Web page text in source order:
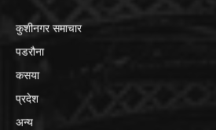
कुशीनगर समाचार
पडरौना
कसया
प्रदेश
अन्य